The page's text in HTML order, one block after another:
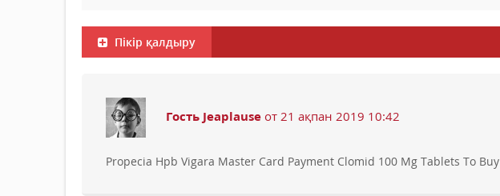
Пікір қалдыру
Гость Jeaplause от 21 ақпан 2019 10:42
Propecia Hpb Vigara Master Card Payment Clomid 100 Mg Tablets To Buy